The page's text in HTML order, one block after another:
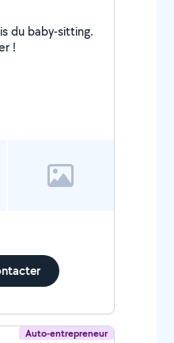
du baby-sitting.
!
Auto-entrepreneur